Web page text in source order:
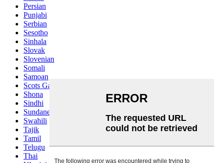
Persian
Punjabi
Serbian
Sesotho
Sinhala
Slovak
Slovenian
Somali
Samoan
Scots Gaelic
Shona
Sindhi
Sundanese
Swahili
Tajik
Tamil
Telugu
Thai